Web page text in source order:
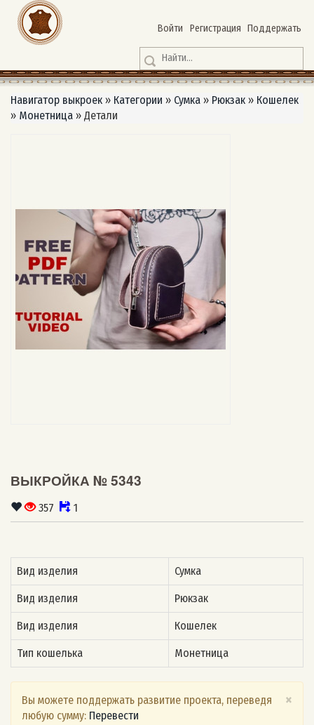
Войти Регистрация Поддержать
Навигатор выкроек » Категории » Сумка » Рюкзак » Кошелек
» Монетница » Детали
ВЫКРОЙКА № 5343
357 1
Вид изделия Сумка
Вид изделия Рюкзак
Вид изделия Кошелек
Тип кошелька Монетница
×
Вы можете поддержать развитие проекта, переведя
любую сумму: Перевести